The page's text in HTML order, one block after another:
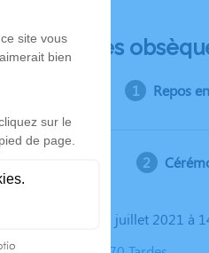
Déroulé des
Repos
Le lundi 19 juillet 2021 à